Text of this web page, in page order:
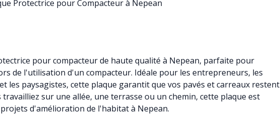
Protectrice pour Compacteur à Nepean
pour compacteur de haute qualité à Nepean, parfaite pour
de l'utilisation d'un compacteur. Idéale pour les entrepreneurs, les
les paysagistes, cette plaque garantit que vos pavés et carreaux restent
travailliez sur une allée, une terrasse ou un chemin, cette plaque est
d'amélioration de l'habitat à Nepean.